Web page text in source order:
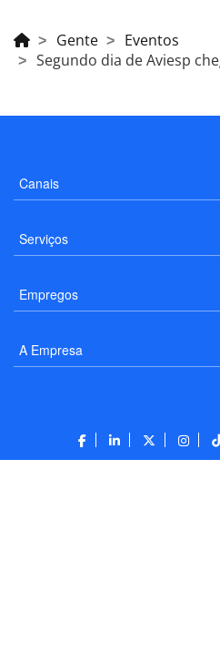
Gente
Eventos
Segundo dia de Aviesp
Canais
Serviços
Empregos
A Empresa